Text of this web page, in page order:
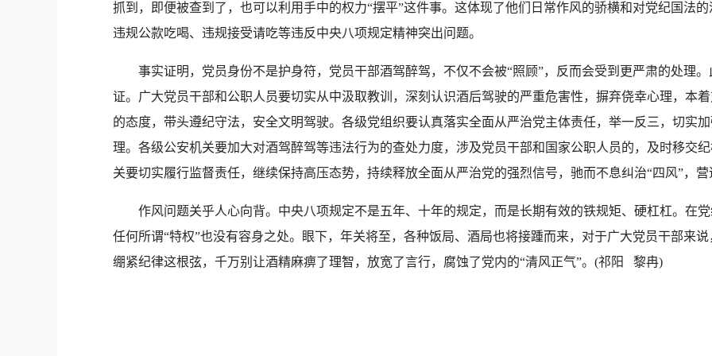
抓到，即便被查到了，也可以利用手中的权力“摆平”这件事。这体现了他们日常作风的骄横和对党纪国法
违规公款吃喝、违规接受请吃等违反中央八项规定精神突出问题。
事实证明，党员身份不是护身符，党员干部酒驾醉驾，不仅不会被“照顾”，反而会受到更严肃的处理。
证。广大党员干部和公职人员要切实从中汲取教训，深刻认识酒后驾驶的严重危害性，摒弃侥幸心理，本
的态度，带头遵纪守法，安全文明驾驶。各级党组织要认真落实全面从严治党主体责任，举一反三，切实
理。各级公安机关要加大对酒驾醉驾等违法行为的查处力度，涉及党员干部和国家公职人员的，及时移交
关要切实履行监督责任，继续保持高压态势，持续释放全面从严治党的强烈信号，驰而不息纠治“四风”，
作风问题关乎人心向背。中央八项规定不是五年、十年的规定，而是长期有效的铁规矩、硬杠杠。在
任何所谓“特权”也没有容身之处。眼下，年关将至，各种饭局、酒局也将接踵而来，对于广大党员干部来
绷紧纪律这根弦，千万别让酒精麻痹了理智，放宽了言行，腐蚀了党内的“清风正气”。(祁阳 黎冉)